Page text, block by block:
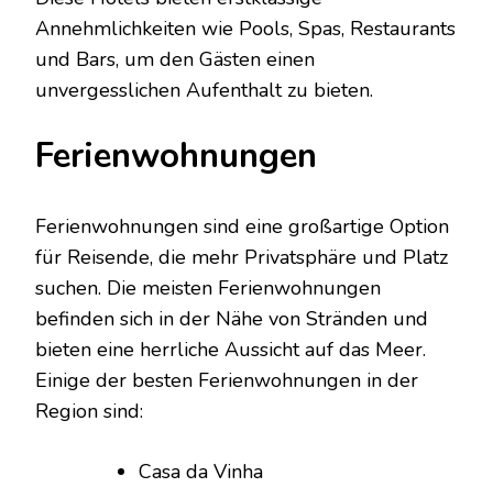
Annehmlichkeiten wie Pools, Spas, Restaurants
und Bars, um den Gästen einen
unvergesslichen Aufenthalt zu bieten.
Ferienwohnungen
Ferienwohnungen sind eine großartige Option
für Reisende, die mehr Privatsphäre und Platz
suchen. Die meisten Ferienwohnungen
befinden sich in der Nähe von Stränden und
bieten eine herrliche Aussicht auf das Meer.
Einige der besten Ferienwohnungen in der
Region sind:
Casa da Vinha